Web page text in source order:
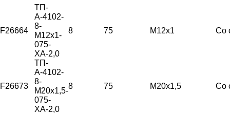
F26664
ТП-
А-4102-
8-
М12х1-
075-
ХА-2,0
8 75 М12х1 Со
F26673
ТП-
А-4102-
8-
М20х1,5-
075-
ХА-2,0
8 75 М20х1,5 Со